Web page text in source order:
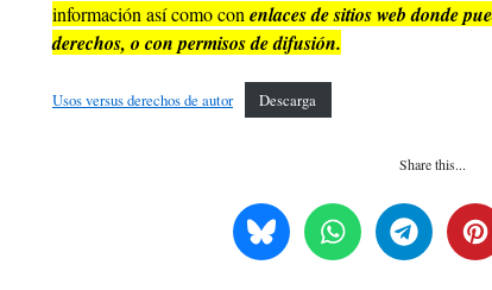
información así como con enlaces de sitios web donde
derechos, o con permisos de difusión.
Usos versus derechos de autor Descarga
Share this...